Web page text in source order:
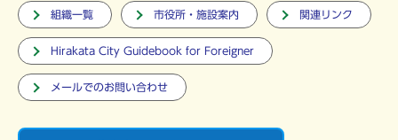
組織一覧 市役所・施設案内 関連リンク
Hirakata City Guidebook for Foreigner
メールでのお問い合わせ